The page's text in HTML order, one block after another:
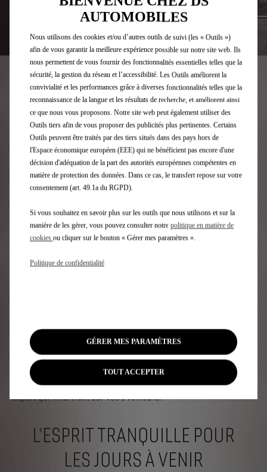
agréé DS?
Chez DS nous connaissons parfaitement votre DS.
De l'entretien périodique aux réparations plus complexes, nos
le sens du détail, lorsque vous nous confiez votre véhicule,
sachez que l’on en prend soin comme si c’était le nôtre.
Chez DS, c'est toute une chaîne de transmission : du conseiller
Service qui prend note de tous vos besoins jusqu'au technicien
expert qui intervient sur votre véhicule.
L'ESPRIT TRANQUILLE POUR
LES JOURS À VENIR
AUTOMOBILES
Nous utilisons des cookies et/ou d’autres outils de suivi (les « Outils »)
afin de vous garantir la meilleure expérience possible sur notre site web. Ils
nous permettent de vous fournir des fonctionnalités essentielles telles que la
sécurité, la gestion du réseau et l’accessibilité. Les Outils améliorent la
convivialité et les performances grâce à diverses fonctionnalités telles que la
reconnaissance de la langue et les résultats de recherche, et améliorent ainsi
ce que nous vous proposons. Notre site web peut également utiliser des
Outils tiers afin de vous proposer des publicités plus pertinentes. Certains
Outils peuvent être traités par des tiers situés dans des pays hors de
l'Espace économique européen (EEE) qui ne bénéficient pas encore d'une
décision d'adéquation de la part des autorités européennes compétentes en
matière de protection des données. Dans ce cas, le transfert repose sur votre
consentement (art. 49.1a du RGPD).
Si vous souhaitez en savoir plus sur les outils que nous utilisons et sur la
manière de les gérer, vous pouvez consulter notre politique en matière de
cookies ou cliquer sur le bouton « Gérer mes paramètres ».
Politique de confidentialité
GÉRER MES PARAMÈTRES
TOUT ACCEPTER